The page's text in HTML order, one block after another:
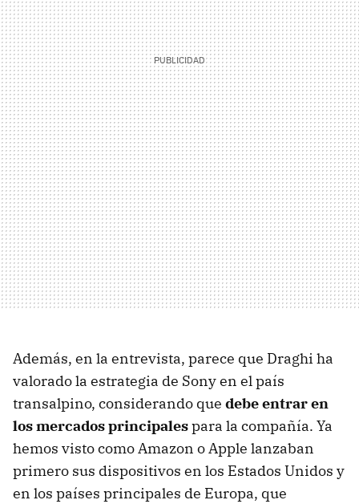
Además, en la entrevista, parece que Draghi ha
valorado la estrategia de Sony en el país
transalpino, considerando que debe entrar en
los mercados principalespara la compañía. Ya
hemos visto como Amazon o Apple lanzaban
primero sus dispositivos en los Estados Unidos y
en los países principales de Europa, que